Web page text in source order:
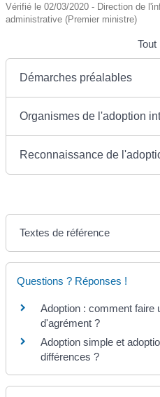
Vérifié le 02/03/2020 - Direction de
administrative (Premier ministre)
Tout
Démarches préalables
Organismes de l'adoption
Reconnaissance de
Textes de référence
Questions ? Réponses !
Adoption : comment faire
d'agrément ?
Adoption simple et
différences ?